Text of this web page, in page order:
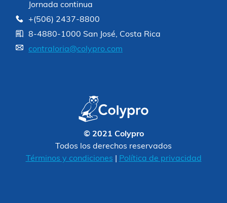
Jornada continua
+(506) 2437-8800
8-4880-1000 San José, Costa Rica
contraloria@colypro.com
© 2021 Colypro
Todos los derechos reservados
Términos y condiciones
Política de privacidad